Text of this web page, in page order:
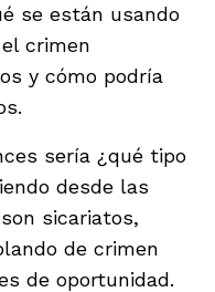
se están usando
crimen
y cómo podría
sería ¿qué tipo
desde las
sicariatos,
de crimen
de oportunidad.